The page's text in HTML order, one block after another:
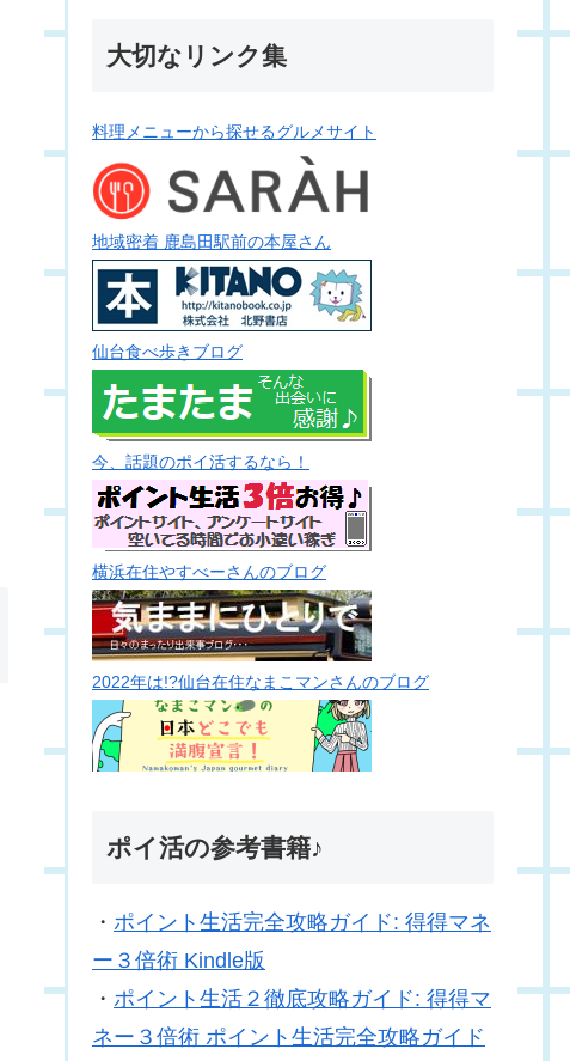
大切なリンク集
料理メニューから探せるグルメサイト
地域密着 鹿島田駅前の本屋さん
仙台食べ歩きブログ
今、話題のポイ活するなら！
横浜在住やすべーさんのブログ
2022年は!?仙台在住なまこマンさんのブログ
ポイ活の参考書籍♪
・ ポイント生活完全攻略ガイド: 得得マネ
ー３倍術 Kindle版
・ ポイント生活２徹底攻略ガイド: 得得マ
ネー３倍術 ポイント生活完全攻略ガイド